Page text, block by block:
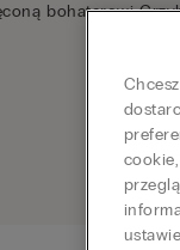
bohaterowi